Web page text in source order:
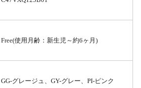
Free(使用月齢：新生児～約6ヶ月)
GG-グレージュ、GY-グレー、PI-ピンク